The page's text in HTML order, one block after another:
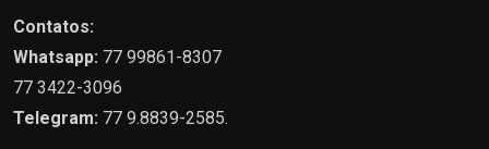
Contatos:
Whatsapp: 77 99861-8307
77 3422-3096
Telegram: 77 9.8839-2585.